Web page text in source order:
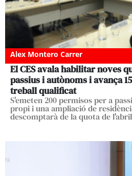
Alex Montero Carrer
El CES avala habilitar noves
passius i autònoms i avança
treball qualificat
S'emeten 200 permisos per a
propi i una ampliació de
descomptarà de la quota de l'abril